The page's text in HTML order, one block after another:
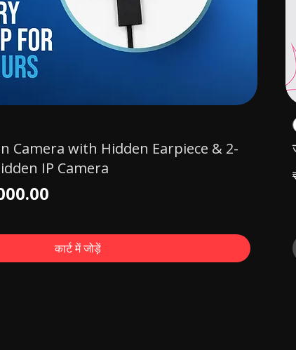
Camera with Hidden Earpiece & 2-
IP Camera
कार्ट में जोड़ें